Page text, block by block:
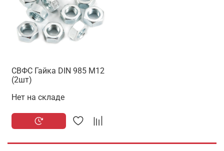
СВФС Гайка DIN 985 М12
(2шт)
Нет на складе